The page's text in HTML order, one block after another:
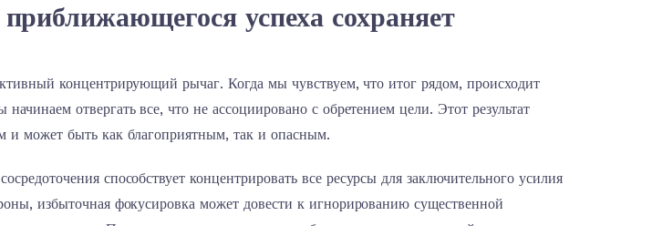
успеха сохраняет
концентрирующий рычаг. Когда мы чувствуем, что итог рядом, происходит
отвергать все, что не ассоциировано с обретением цели. Этот результат
и может быть как благоприятным, так и опасным.
способствует концентрировать все ресурсы для заключительного усилия
избыточная фокусировка может довести к игнорированию существенной